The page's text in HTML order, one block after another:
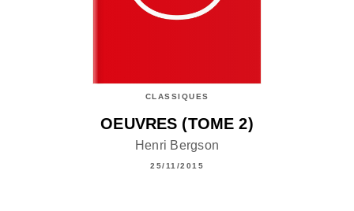
CLASSIQUES
OEUVRES (TOME 2)
Henri Bergson
25/11/2015